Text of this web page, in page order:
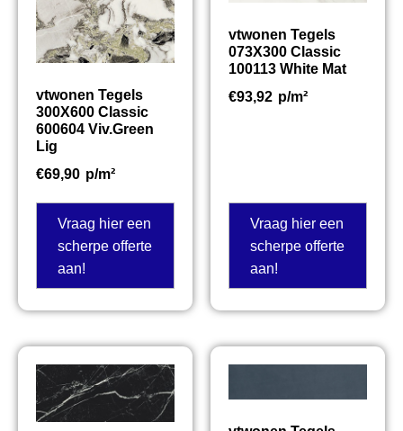
vtwonen Tegels
300X600 Classic
600604 Viv.Green
Lig
€69,90 p/m²
Vraag hier een
scherpe offerte
aan!
vtwonen Tegels
073X300 Classic
100113 White Mat
€93,92 p/m²
Vraag hier een
scherpe offerte
aan!